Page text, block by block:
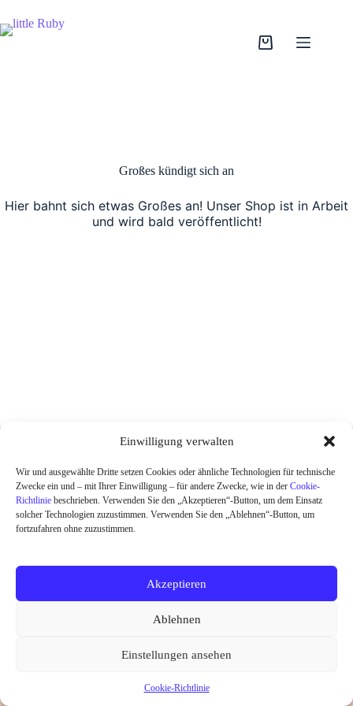
Einwilligung verwalten
Wir und ausgewählte Dritte setzen Cookies oder ähnliche Technologien für technische
Zwecke ein und – mit Ihrer Einwilligung – für andere Zwecke, wie in der Cookie-
Richtlinie beschrieben. Verwenden Sie den „Akzeptieren“-Button, um dem Einsatz
solcher Technologien zuzustimmen. Verwenden Sie den „Ablehnen“-Button, um
fortzufahren ohne zuzustimmen.
Akzeptieren
Ablehnen
Einstellungen ansehen
Cookie-Richtlinie
Inhalt
springen
Warenkorb
Großes kündigt sich an
Hier bahnt sich etwas Großes an! Unser Shop ist in Arbeit
und wird bald veröffentlicht!
DESIGNED UND HANDGEDRUCKT IN
HOME
SHOP
ABOUT
Widerrufsrecht Datenschutz AGB
Kontakt
Cookie-Richtlinie (EU)